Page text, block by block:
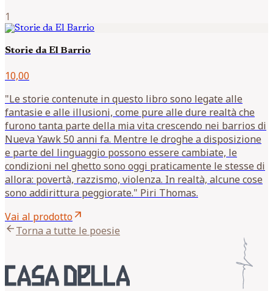
1
Storie da El Barrio
10,00
"Le storie contenute in questo libro sono legate alle
fantasie e alle illusioni, come pure alle dure realtà che
furono tanta parte della mia vita crescendo nei barrios di
Nueva Yawk 50 anni fa. Mentre le droghe a disposizione
e parte del linguaggio possono essere cambiate, le
condizioni nel ghetto sono oggi praticamente le stesse di
allora: povertà, razzismo, violenza. In realtà, alcune cose
sono addirittura peggiorate." Piri Thomas.
Vai al prodottoarrow_outward
arrow_backTorna a tutte le poesie